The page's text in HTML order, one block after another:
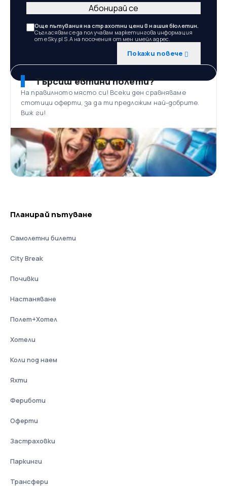
Още пътувания на страхотни цени в нашия бюлетин.
Съгласявам се да получавам маркетингова информация
от eSky.pl S.A на посочения от мен имейл адрес.
Покажи повече
Абонирай се
Търсиш евтини полети?
На правилното място си! Всеки ден сравняваме
стотици оферти, за да ти предложим най-добрите.
Виж ги!
Планирай пътуване
Самолетни билети
City Break
Почивки
Настаняване
Полет+Хотел
Хотели
Коли под наем
Яхти
Фериботи
Оферти
Застраховки
Паркинги
Трансфери